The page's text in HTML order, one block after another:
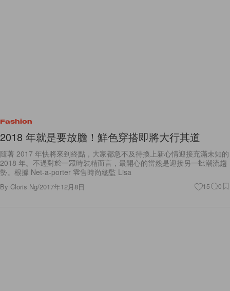
Fashion
2018 年就是要放膽！鮮色穿搭即將大行其道
隨著 2017 年快將來到終點，大家都急不及待換上新心情迎接充滿未知的
2018 年。不過對於一眾時裝精而言，最開心的當然是迎接另一批潮流趨
勢。根據 Net-a-porter 零售時尚總監 Lisa
By Cloris Ng/2017年12月8日 15 0